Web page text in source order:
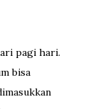
pagi hari.
bisa